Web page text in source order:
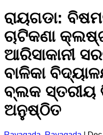
ରାୟଗଡା:
ଚାଟିକଣା
ଆରିସାକାନୀ
ବାଳିକା
ବ୍ଲକ ସ୍ତରୀୟ
ଅନୁଷ୍ଠିତ